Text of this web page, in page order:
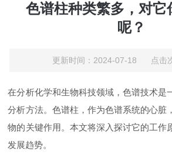
色谱柱种类繁多，对它
呢？
更新时间：2024-07-18 点击
在分析化学和生物科技领域，色谱技术是
分析方法。色谱柱，作为色谱系统的心脏
物的关键作用。本文将深入探讨它的工作
发展趋势。